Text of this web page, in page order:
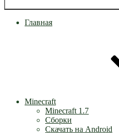
Главная
Minecraft
Minecraft 1.7
Сборки
Скачать на Android